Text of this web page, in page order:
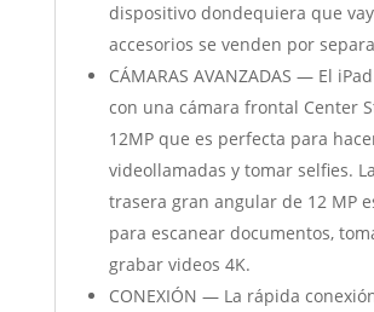
dispositivo dondequiera que
accesorios se venden por
CÁMARAS AVANZADAS — El
con una cámara frontal Center
12MP que es perfecta para
videollamadas y tomar selfies.
trasera gran angular de 12 MP
para escanear documentos,
grabar videos 4K.
CONEXIÓN — La rápida